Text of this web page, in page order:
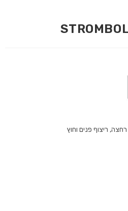
ריצוף פנים וחוץ